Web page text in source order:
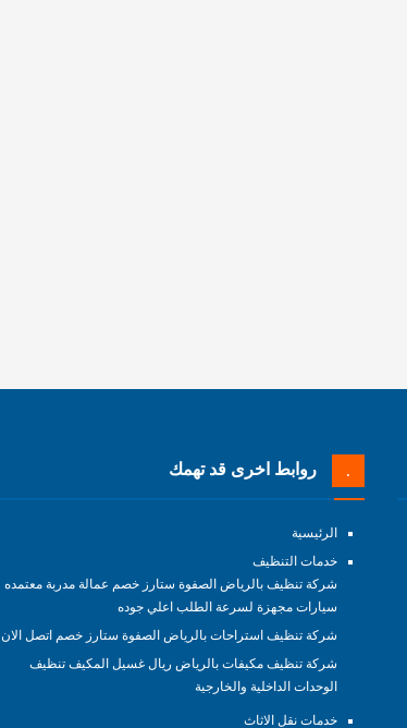
روابط اخرى قد تهمك
الرئيسية
خدمات التنظيف
شركة تنظيف بالرياض الصفوة ستارز خصم عمالة مدربة معتمده
سيارات مجهزة لسرعة الطلب اعلي جوده
شركة تنظيف استراحات بالرياض الصفوة ستارز خصم اتصل الان
شركة تنظيف مكيفات بالرياض ريال غسيل المكيف تنظيف
الوحدات الداخلية والخارجية
خدمات نقل الاثاث